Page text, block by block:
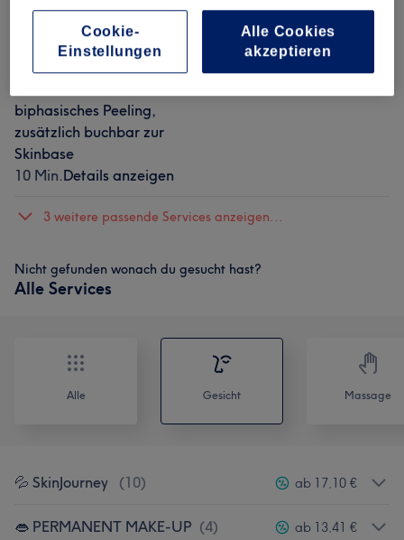
50 Min.Details anzeigen
SkinTense 👇zusätzlich
buchbar zur Skinbase -
biphasisches Peeling,
zusätzlich buchbar zur
Skinbase
10 Min.Details anzeigen
17,10 €
Spare bis zu 10%
Auswählen
3 weitere passende Services anzeigen...
Nicht gefunden wonach du gesucht hast?
Alle Services
Alle Gesicht Massage
💦 SkinJourney (10) ab 17,10 €
👄 PERMANENT MAKE-UP (4) ab 13,41 €
Cookie-
Einstellungen
Alle Cookies
akzeptieren